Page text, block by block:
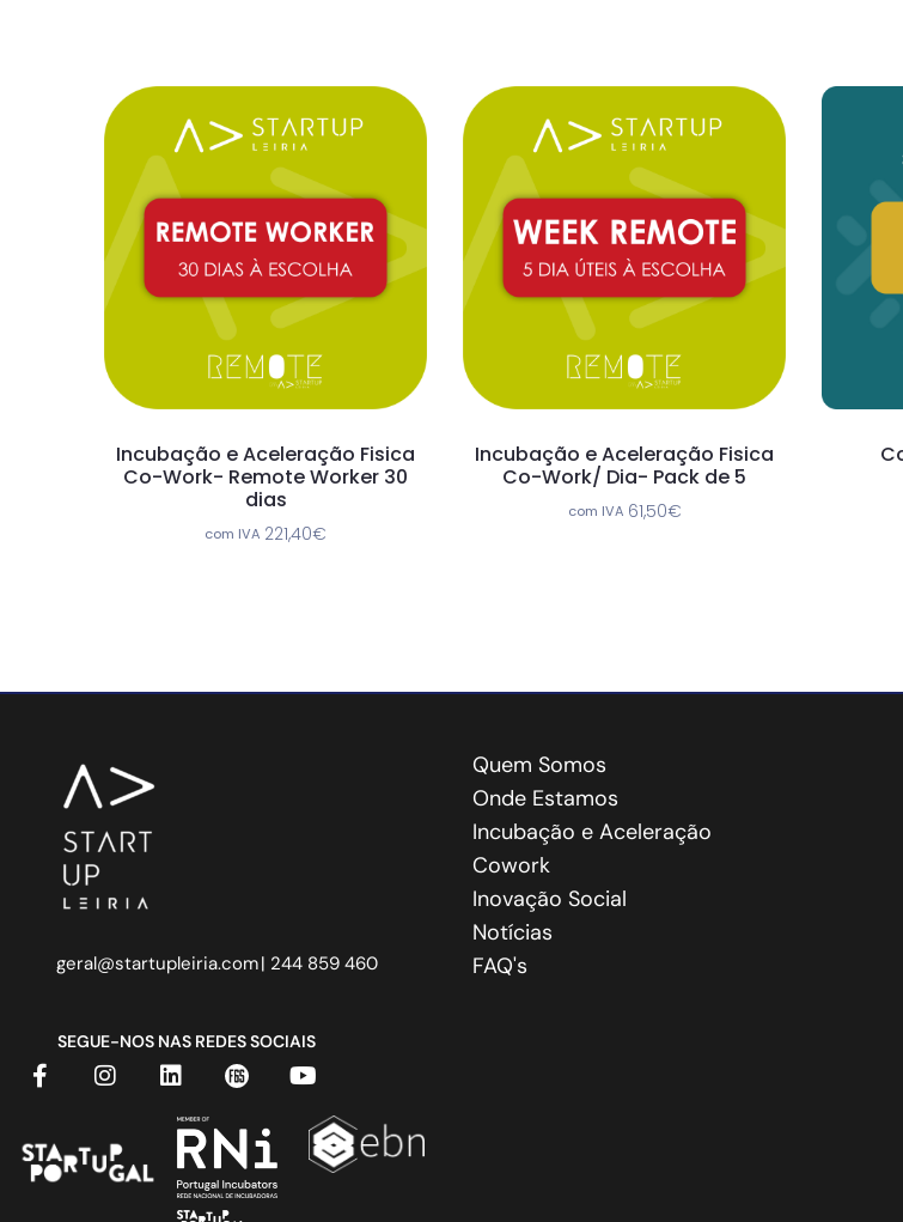
Incubação e Aceleração Fisica
Co-Work- Remote Worker 30
dias
221,40€
com IVA
Incubação e Aceleração Fisica
Co-Work/ Dia- Pack de 5
61,50€
com IVA
geral@startupleiria.com| 244 859 460
SEGUE-NOS NAS REDES SOCIAIS
Quem Somos
Onde Estamos
Incubação e Aceleração
Cowork
Inovação Social
Notícias
FAQ's